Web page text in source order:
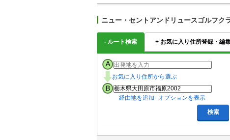
ニュー・セントアンドリュースゴルフク
- ルート検索 + お気に入り住所登録・編
お気に入り住所から選ぶ
経由地を追加 オプションを表示
検索